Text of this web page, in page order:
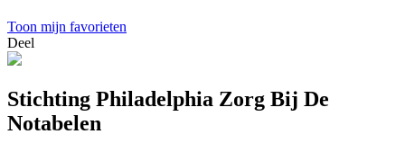
Toon mijn favorieten
Deel
Stichting Philadelphia Zorg Bij De
Notabelen